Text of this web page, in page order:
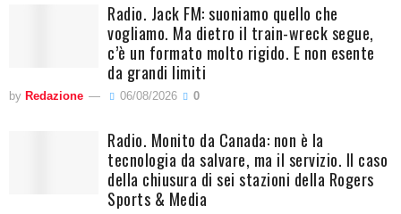
Radio. Jack FM: suoniamo quello che
vogliamo. Ma dietro il train-wreck segue,
c’è un formato molto rigido. E non esente
da grandi limiti
by Redazione 06/08/2026 0
Radio. Monito da Canada: non è la
tecnologia da salvare, ma il servizio. Il caso
della chiusura di sei stazioni della Rogers
Sports & Media